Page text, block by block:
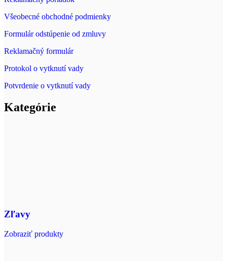
Všeobecné obchodné podmienky
Formulár odstúpenie od zmluvy
Reklamačný formulár
Protokol o vytknutí vady
Potvrdenie o vytknutí vady
Kategórie
Zľavy
Zobraziť produkty